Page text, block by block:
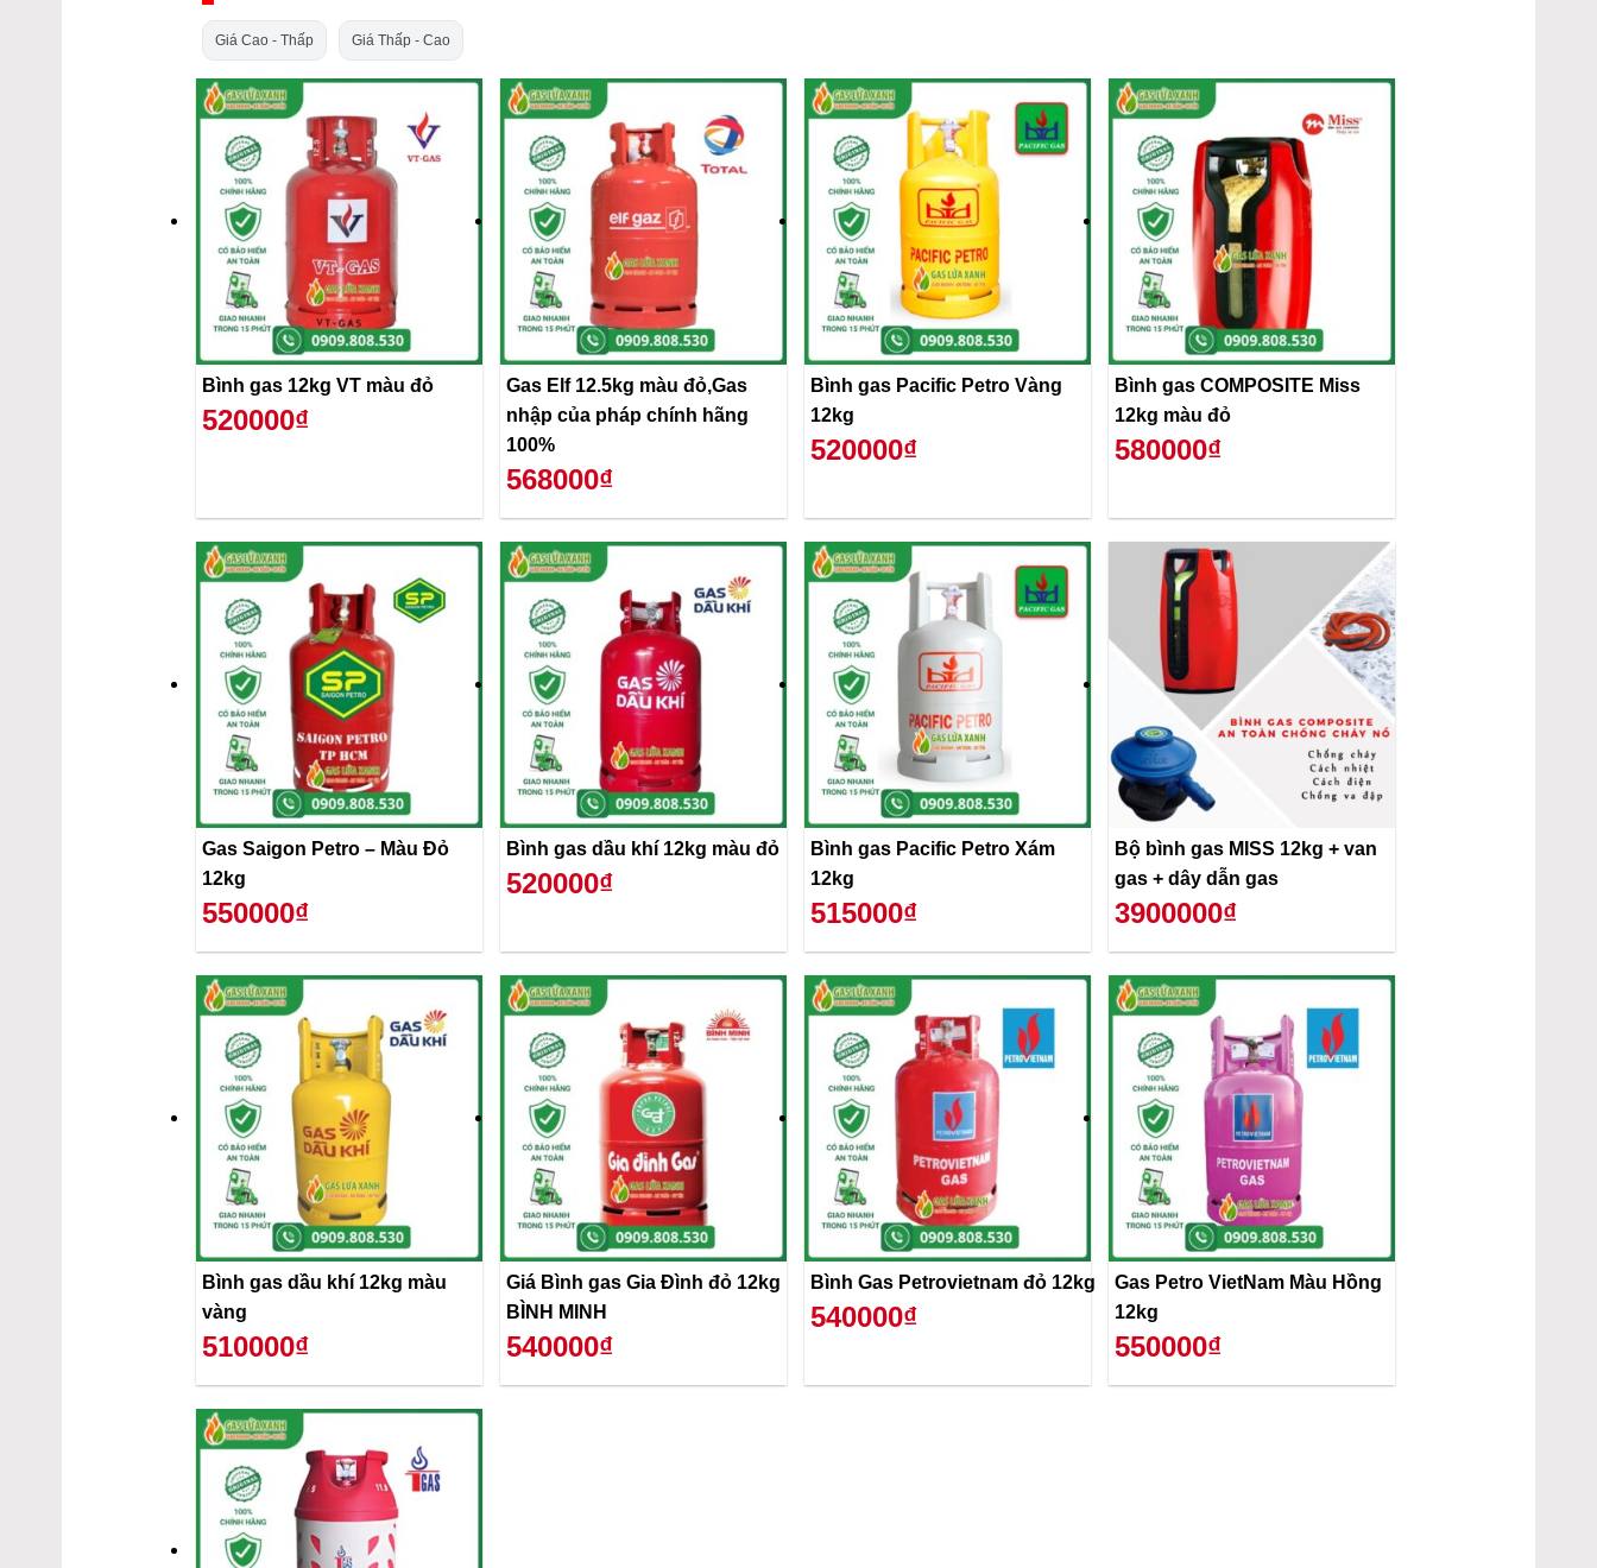
Giá Cao - Thấp Giá Thấp - Cao
Bình gas 12kg VT màu đỏ
520000₫
Gas Elf 12.5kg màu đỏ,Gas
nhập của pháp chính hãng
100%
568000₫
Bình gas Pacific Petro Vàng
12kg
520000₫
Bình gas COMPOSITE Miss
12kg màu đỏ
580000₫
Gas Saigon Petro – Màu Đỏ
12kg
550000₫
Bình gas dầu khí 12kg màu đỏ
520000₫
Bình gas Pacific Petro Xám
12kg
515000₫
Bộ bình gas MISS 12kg + van
gas + dây dẫn gas
3900000₫
Bình gas dầu khí 12kg màu
vàng
510000₫
Giá Bình gas Gia Đình đỏ 12kg
BÌNH MINH
540000₫
Bình Gas Petrovietnam đỏ 12kg
540000₫
Gas Petro VietNam Màu Hồng
12kg
550000₫